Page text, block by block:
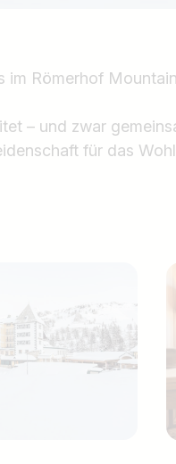
im Römerhof
– und zwar
für das